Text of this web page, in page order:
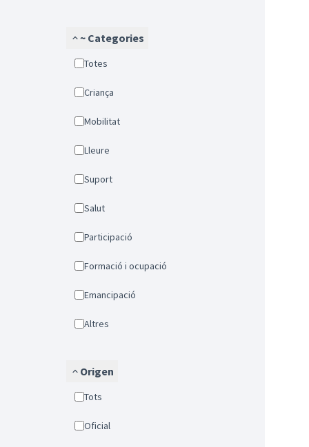
~ Categories
Totes
Criança
Mobilitat
Lleure
Suport
Salut
Participació
Formació i ocupació
Emancipació
Altres
Origen
Tots
Oficial